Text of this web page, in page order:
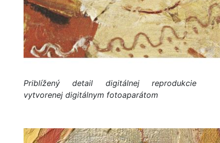
Priblížený detail digitálnej reprodukcie
vytvorenej digitálnym fotoaparátom